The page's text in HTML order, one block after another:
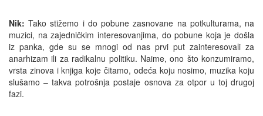
Nik: Tako stižemo i do pobune zasnovane na potkulturama, na
muzici, na zajedničkim interesovanjima, do pobune koja je došla
iz panka, gde su se mnogi od nas prvi put zainteresovali za
anarhizam ili za radikalnu politiku. Naime, ono što konzumiramo,
vrsta zinova i knjiga koje čitamo, odeća koju nosimo, muzika koju
slušamo – takva potrošnja postaje osnova za otpor u toj drugoj
fazi.